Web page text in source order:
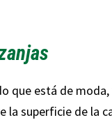
que está de
la superficie de la